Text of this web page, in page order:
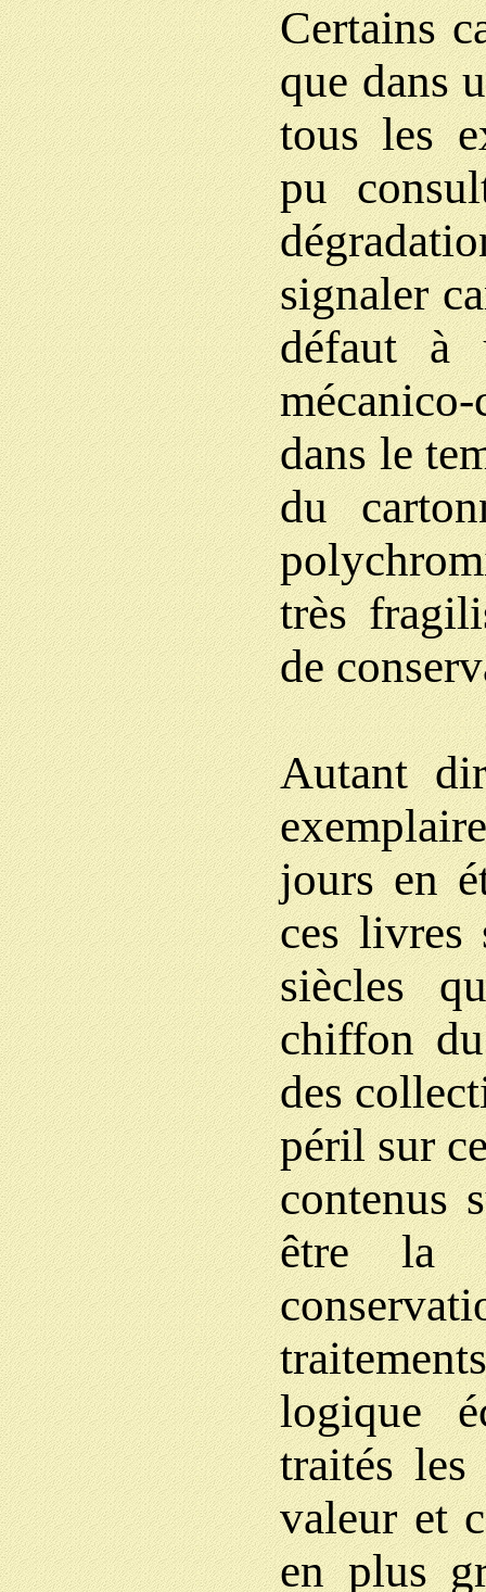
Certains
que dans
tous les
pu
signaler
défaut à
dans le
du
très
de
Autant
jours en
ces livres
siècles
chiffon
des
péril sur
contenus
être la
logique
traités les
valeur et
en plus